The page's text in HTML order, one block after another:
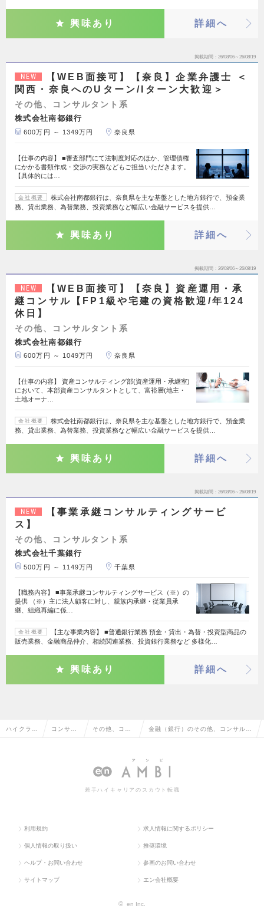
興味あり 詳細へ
掲載期間 26/08/06～26/08/19
NEW
【WEB面接可】【奈良】企業弁護士 ＜
関西・奈良へのUターン/Iターン大歓迎＞
その他、コンサルタント系
株式会社南都銀行
600万円 ～ 1349万円 奈良県
【仕事の内容】 ■審査部門にて法制度対応のほか、管理債権
にかかる書類作成・交渉の実務などもご担当いただきます。
【具体的には…
会社概要
株式会社南都銀行は、奈良県を主な基盤とした地方銀行で、預金業
務、貸出業務、為替業務、投資業務など幅広い金融サービスを提供…
興味あり 詳細へ
掲載期間 26/08/06～26/08/19
NEW
【WEB面接可】【奈良】資産運用・承
継コンサル【FP1級や宅建の資格歓迎/年124
休日】
その他、コンサルタント系
株式会社南都銀行
600万円 ～ 1049万円 奈良県
【仕事の内容】 資産コンサルティング部(資産運用・承継室)
において、本部資産コンサルタントとして、富裕層(地主・
土地オーナ…
会社概要
株式会社南都銀行は、奈良県を主な基盤とした地方銀行で、預金業
務、貸出業務、為替業務、投資業務など幅広い金融サービスを提供…
興味あり 詳細へ
掲載期間 26/08/06～26/08/19
NEW
【事業承継コンサルティングサービ
ス】
その他、コンサルタント系
株式会社千葉銀行
500万円 ～ 1149万円 千葉県
【職務内容】 ■事業承継コンサルティングサービス（※）の
提供 （※）主に法人顧客に対し、親族内承継・従業員承
継、組織再編に係…
会社概要
【主な事業内容】 ■普通銀行業務 預金・貸出・為替・投資型商品の
販売業務、金融商品仲介、相続関連業務、投資銀行業務など 多様化…
興味あり 詳細へ
ハイクラス コンサル その他、コン 金融（銀行）のその他、コンサルタ
若手ハイキャリアのスカウト転職
利用規約 求人情報に関するポリシー
個人情報の取り扱い 推奨環境
ヘルプ・お問い合わせ 参画のお問い合わせ
サイトマップ エン会社概要
© en Inc.